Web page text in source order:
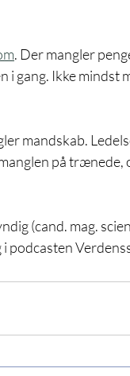
. Der mangler
gang. Ikke mindst
mandskab.
på
(cand. mag.
i podcasten